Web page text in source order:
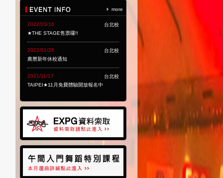
more
2022/03/16
台北校
★THE STAGE售票囉!!
2022/01/26
台北校
農曆新年休校通知
2021/11/17
台北校
TAIPEI★11月免費體驗開放報名中